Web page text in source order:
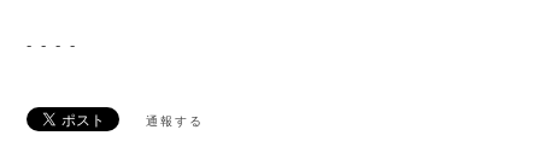
- - - -
通報する